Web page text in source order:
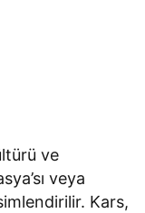
ve
veya
Kars,